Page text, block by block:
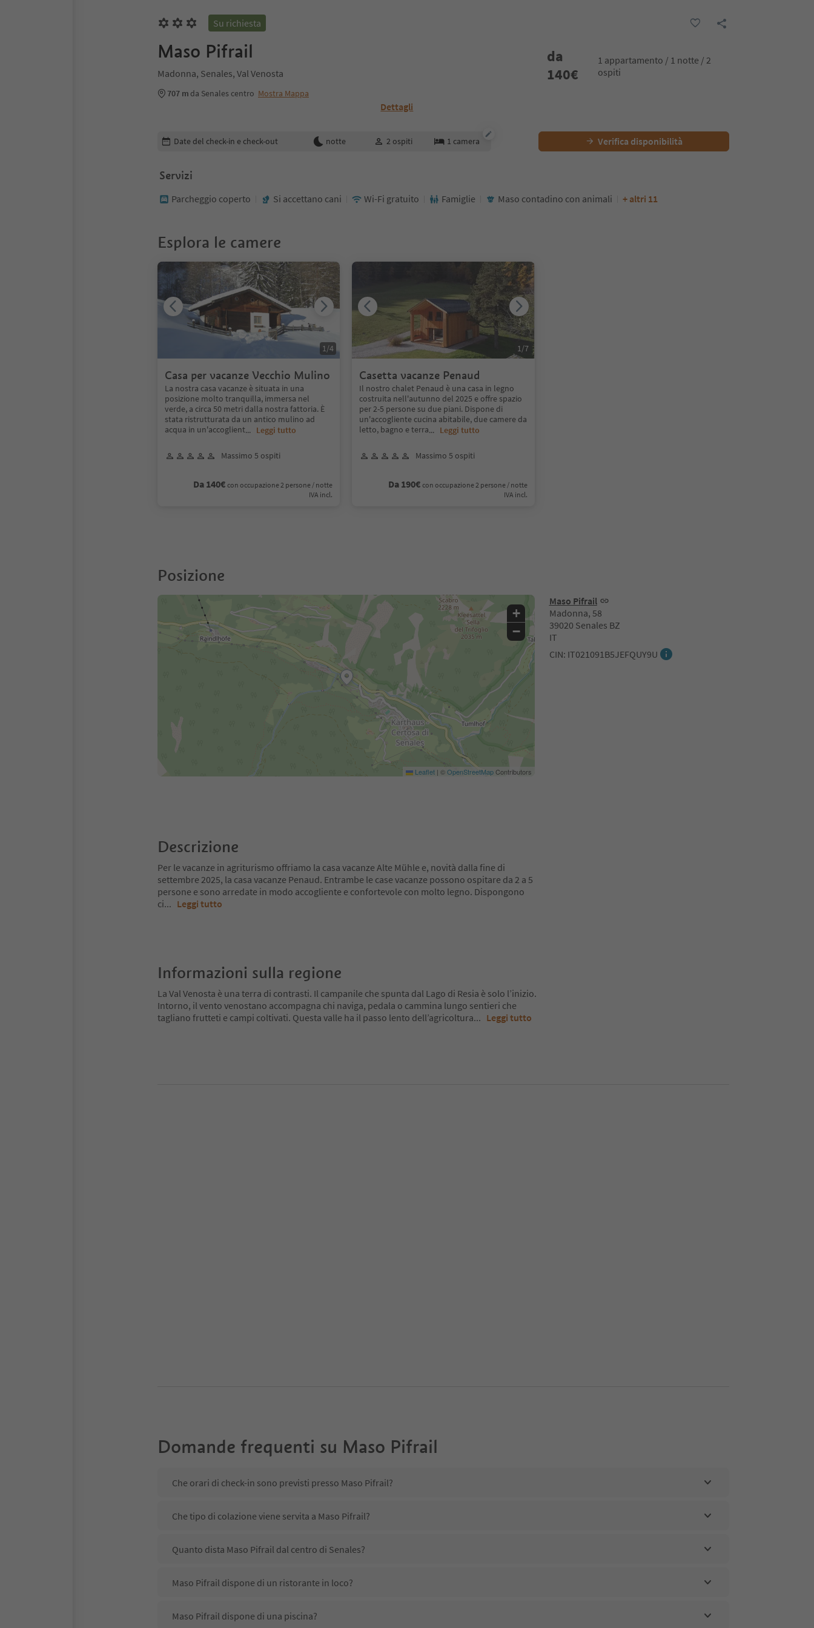
Su richiesta
Maso Pifrail
Madonna, Senales, Val Venosta
707 m da Senales centro Mostra Mappa
Dettagli
da
140€
1 appartamento / 1 notte / 2
ospiti
Modifica i dettagli della prenotazione
Date del check-in e check-out notte 2 ospiti 1 camera Verifica disponibilità
Servizi
Parcheggio coperto Si accettano cani Wi-Fi gratuito Famiglie Maso contadino con animali + altri 11
Esplora le camere
Casa per vacanze Vecchio Mulino
La nostra casa vacanze è situata in una
posizione molto tranquilla, immersa nel
verde, a circa 50 metri dalla nostra fattoria. È
stata ristrutturata da un antico mulino ad
acqua in un'accoglient... Leggi tutto
Massimo 5 ospiti
Da 140€ con occupazione 2 persone / notte
IVA incl.
1/4
Casetta vacanze Penaud
Il nostro chalet Penaud è una casa in legno
costruita nell'autunno del 2025 e offre spazio
per 2-5 persone su due piani. Dispone di
un'accogliente cucina abitabile, due camere da
letto, bagno e terra... Leggi tutto
Massimo 5 ospiti
Da 190€ con occupazione 2 persone / notte
IVA incl.
1/7
Posizione
Maso Pifrail
Madonna, 58
39020 Senales BZ
IT
CIN: IT021091B5JEFQUY9U
+
−
Leaflet | ©OpenStreetMapContributors
Descrizione
Per le vacanze in agriturismo offriamo la casa vacanze Alte Mühle e, novità dalla fine di
settembre 2025, la casa vacanze Penaud. Entrambe le case vacanze possono ospitare da 2 a 5
persone e sono arredate in modo accogliente e confortevole con molto legno. Dispongono
ci... Leggi tutto
Informazioni sulla regione
La Val Venosta è una terra di contrasti. Il campanile che spunta dal Lago di Resia è solo l’inizio.
Intorno, il vento venostano accompagna chi naviga, pedala o cammina lungo sentieri che
tagliano frutteti e campi coltivati. Questa valle ha il passo lento dell’agricoltura... Leggi tutto
Domande frequenti su Maso Pifrail
Che orari di check-in sono previsti presso Maso Pifrail?
Che tipo di colazione viene servita a Maso Pifrail?
Quanto dista Maso Pifrail dal centro di Senales?
Maso Pifrail dispone di un ristorante in loco?
Maso Pifrail dispone di una piscina?